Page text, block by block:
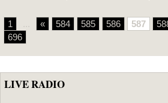
1 « 584 585 586 587
696
LIVE RADIO